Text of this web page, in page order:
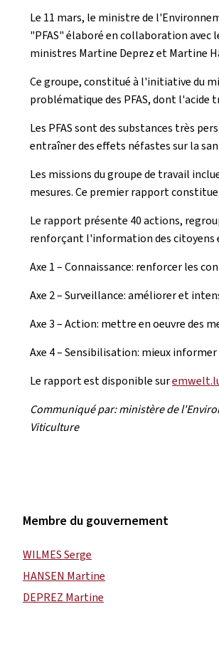
Le 11 mars, le ministre de
"PFAS" élaboré en collaboration avec
ministres Martine Deprez et Martine
Ce groupe, constitué à l'initiative du
problématique des PFAS, dont
Les PFAS sont des substances très
entraîner des effets néfastes sur la
Les missions du groupe de travail
mesures. Ce premier rapport
Le rapport présente 40 actions,
renforçant l'information des citoyens
Axe 1 – Connaissance: renforcer les
Axe 2 – Surveillance: améliorer et
Axe 3 – Action: mettre en oeuvre des
Axe 4 – Sensibilisation: mieux
Le rapport est disponible sur
Communiqué par: ministère de
Viticulture
Membre du gouvernement
WILMES Serge
HANSEN Martine
DEPREZ Martine